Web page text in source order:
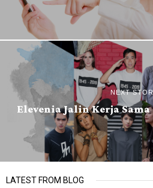
NEXT
Elevenia Jalin Kerja
LATEST FROM BLOG